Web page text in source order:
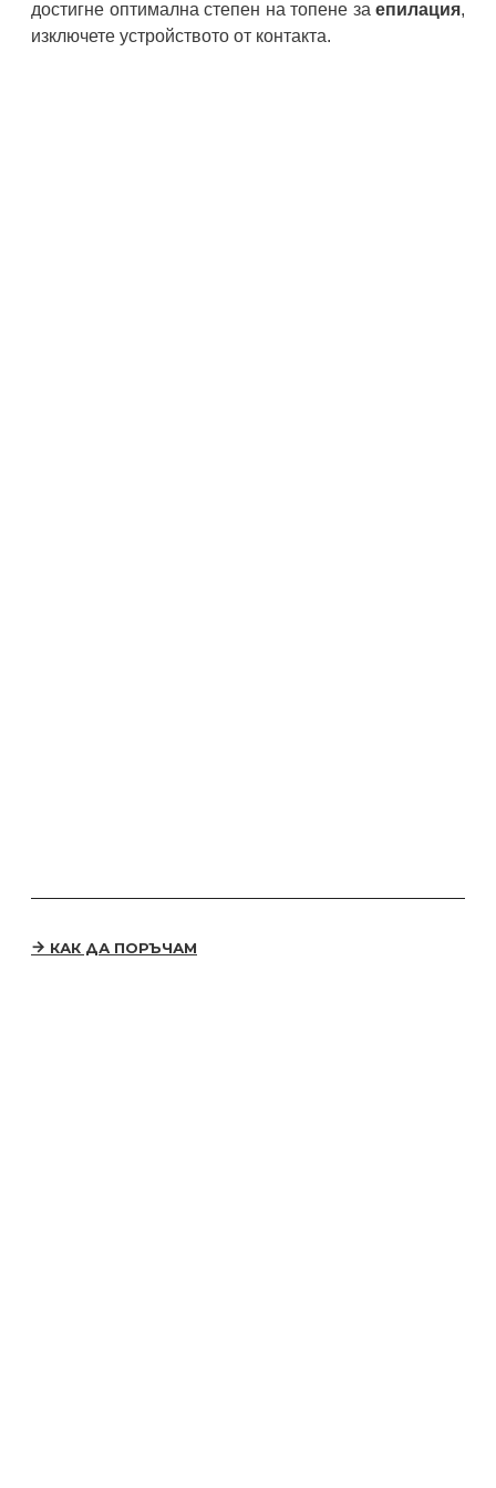
достигне оптимална степен на топене за епилация,
изключете устройството от контакта.
КАК ДА ПОРЪЧАМ